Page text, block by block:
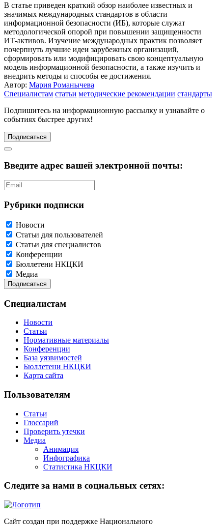
В статье приведен краткий обзор наиболее известных и
значимых международных стандартов в области
информационной безопасности (ИБ), которые служат
методологической опорой при повышении защищенности
ИТ-активов. Изучение международных практик позволяет
почерпнуть лучшие идеи зарубежных организаций,
сформировать или модифицировать свою концептуальную
модель информационной безопасности, а также изучить и
внедрить методы и способы ее достижения.
Автор: Мария Романычева
Специалистам статьи методические рекомендации стандарты
Подпишитесь на информационную рассылку и узнавайте о
событиях быстрее других!
Подписаться
Введите адрес вашей электронной почты:
Рубрики подписки
Новости
Статьи для пользователей
Статьи для специалистов
Конференции
Бюллетени НКЦКИ
Медиа
Специалистам
Новости
Статьи
Нормативные материалы
Конференции
База уязвимостей
Бюллетени НКЦКИ
Карта сайта
Пользователям
Статьи
Глоссарий
Проверить утечки
Медиа
Анимация
Инфографика
Статистика НКЦКИ
Следите за нами в социальных сетях:
Сайт создан при поддержке Национального